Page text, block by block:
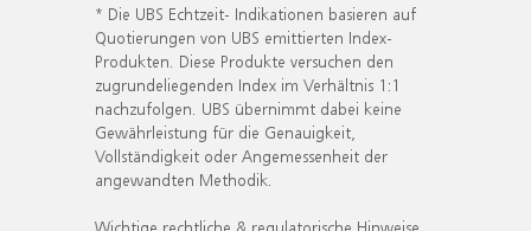
* Die UBS Echtzeit- Indikationen basieren auf
Quotierungen von UBS emittierten Index-
Produkten. Diese Produkte versuchen den
zugrundeliegenden Index im Verhältnis 1:1
nachzufolgen. UBS übernimmt dabei keine
Gewährleistung für die Genauigkeit,
Vollständigkeit oder Angemessenheit der
angewandten Methodik.